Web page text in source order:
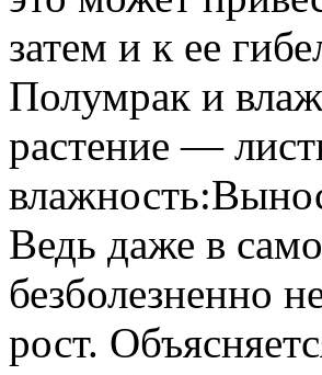
затем и к ее
Полумрак и
растение —
Ведь даже в
безболезненно
рост.